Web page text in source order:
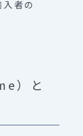
者の
）と